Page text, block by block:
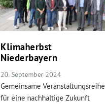
Klimaherbst
Niederbayern
20. September 2024
Gemeinsame Veranstaltungsreihe
für eine nachhaltige Zukunft